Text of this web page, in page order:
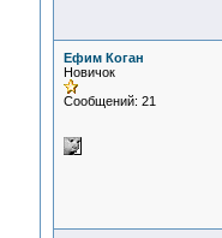
Ефим Коган
Новичок
Сообщений: 21